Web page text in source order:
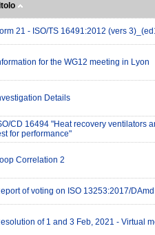
21 - ISO/TS 16491:2012 (vers
for the WG12 meeting in Lyon
Details
CD 16494 "Heat recovery ventilators
for performance"
Correlation 2
of voting on ISO 13253:2017/
of 1 and 3 Feb, 2021 - Virtual